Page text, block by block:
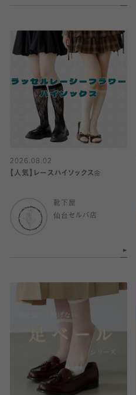
2026.08.02
【人気】レースハイソックス🌼
靴下屋
仙台セルバ店